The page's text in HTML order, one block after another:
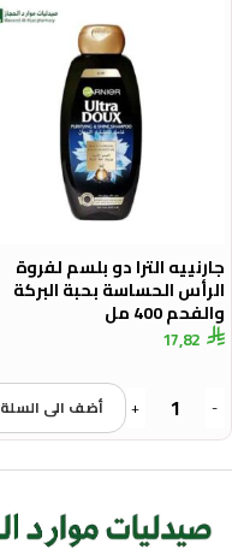
جارنييه الترا دو بلسم لفروة
الرأس الحساسة بحبة البركة
والفحم 400 مل
17,82
-
+ أضف الى السلة